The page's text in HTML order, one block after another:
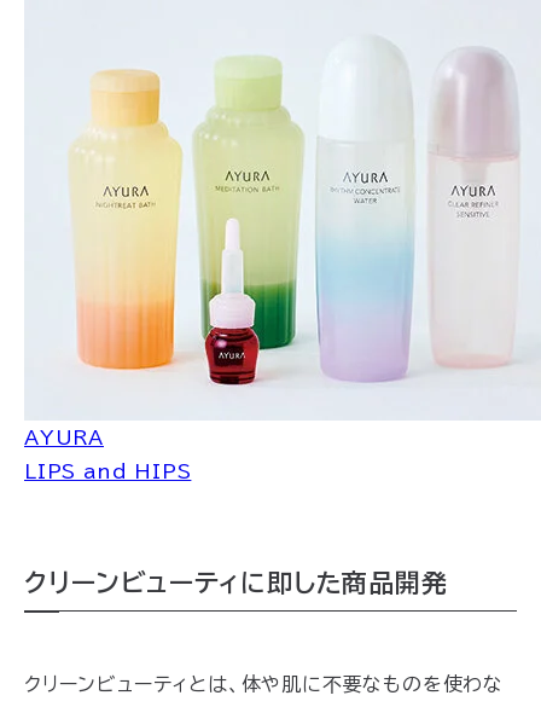
AYURA
LIPS and HIPS
クリーンビューティに即した商品開発
クリーンビューティとは、体や肌に不要なものを使わな